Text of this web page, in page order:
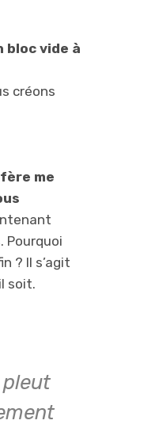
bloc vide à
créons
me
Pourquoi
? Il s’agit
soit.
pleut